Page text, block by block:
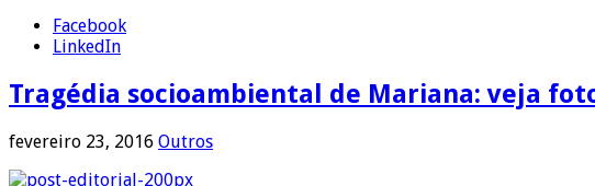
Facebook
LinkedIn
Tragédia socioambiental de Mariana: veja
fevereiro 23, 2016 Outros